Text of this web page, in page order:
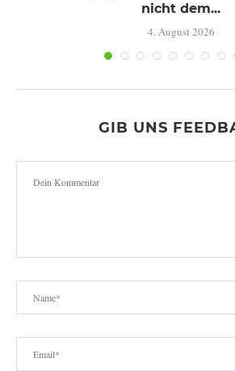
nicht dem...
4. August 2026
GIB UNS